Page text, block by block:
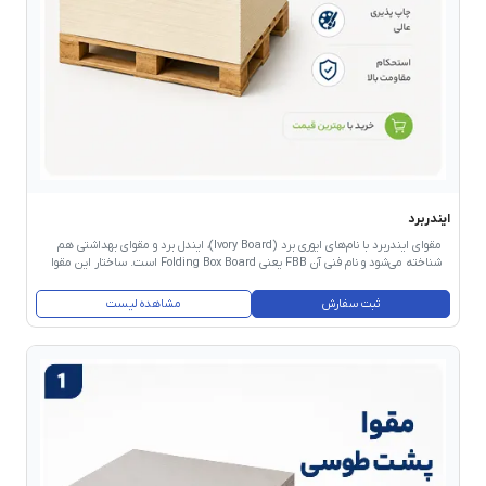
ایندربرد
مقوای ایندربرد با نام‌های ایوری برد (Ivory Board)، ایندل برد و مقوای بهداشتی هم
شناخته می‌شود و نام فنی آن FBB یعنی Folding Box Board است. ساختار این مقوا
خمیر مکانیکی. این ترکیب باعث می‌شود مقوا هم سبک باشد، هم استحکام تاخوردگی
بالایی داشته باشد و هم سطح صافی برای چاپ ارائه دهد. چون تمام لایه‌های آن از
الیاف بکر (Virgin Pulp) تهیه می‌شود — نه بازیافتی — به‌عنوان مقوای بهداشتی
(Food Grade) شناخته می‌شود و برای تماس غیرمستقیم با مواد غذایی و دارو مجاز
است. گرماژ رایج آن در بازار ایران از ۲۱۰ تا ۳۵۰ گرم است و سایزهای ۶۰×۹۰ و
ثبت سفارش مشاهده لیست